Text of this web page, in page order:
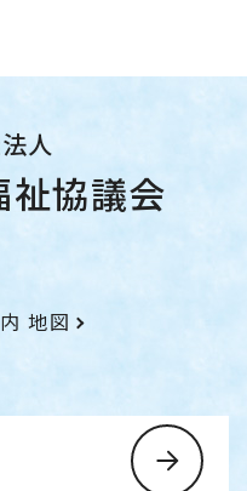
人
協議会
内地図